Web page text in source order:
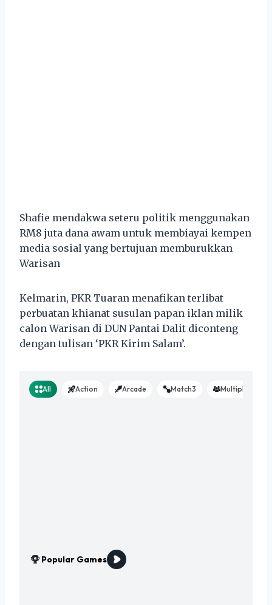
Shafie mendakwa seteru politik menggunakan
RM8 juta dana awam untuk membiayai kempen
media sosial yang bertujuan memburukkan
Warisan
Kelmarin, PKR Tuaran menafikan terlibat
perbuatan khianat susulan papan iklan milik
calon Warisan di DUN Pantai Dalit diconteng
dengan tulisan ‘PKR Kirim Salam’.